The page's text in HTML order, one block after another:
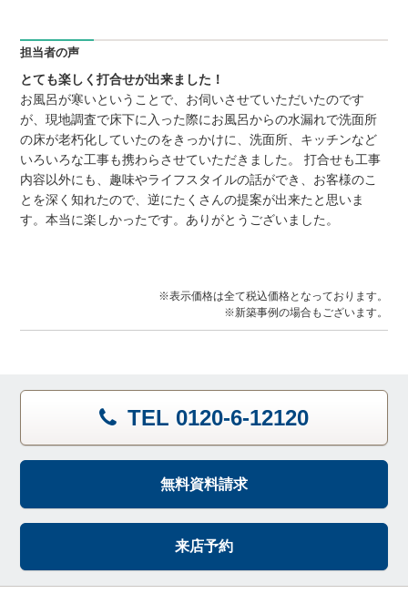
担当者の声
とても楽しく打合せが出来ました！
お風呂が寒いということで、お伺いさせていただいたのです
が、現地調査で床下に入った際にお風呂からの水漏れで洗面所
の床が老朽化していたのをきっかけに、洗面所、キッチンなど
いろいろな工事も携わらさせていただきました。 打合せも工事
内容以外にも、趣味やライフスタイルの話ができ、お客様のこ
とを深く知れたので、逆にたくさんの提案が出来たと思いま
す。本当に楽しかったです。ありがとうございました。
※表示価格は全て税込価格となっております。
※新築事例の場合もございます。
TEL 0120-6-12120
無料資料請求
来店予約